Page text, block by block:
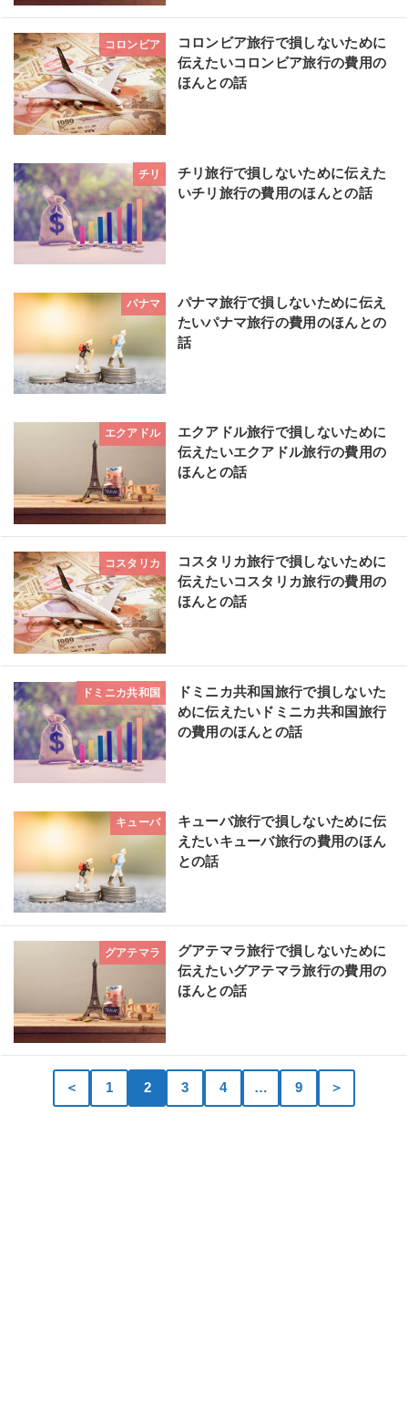
コロンビア
コロンビア旅行で損しないために
伝えたいコロンビア旅行の費用の
ほんとの話
チリ
チリ旅行で損しないために伝えた
いチリ旅行の費用のほんとの話
パナマ
パナマ旅行で損しないために伝え
たいパナマ旅行の費用のほんとの
話
エクアドル
エクアドル旅行で損しないために
伝えたいエクアドル旅行の費用の
ほんとの話
コスタリカ
コスタリカ旅行で損しないために
伝えたいコスタリカ旅行の費用の
ほんとの話
ドミニカ共和国
ドミニカ共和国旅行で損しないた
めに伝えたいドミニカ共和国旅行
の費用のほんとの話
キューバ
キューバ旅行で損しないために伝
えたいキューバ旅行の費用のほん
との話
グアテマラ
グアテマラ旅行で損しないために
伝えたいグアテマラ旅行の費用の
ほんとの話
＜ 1 2 3 4 … 9 ＞